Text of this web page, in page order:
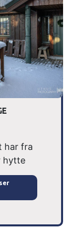
har fra
hytte